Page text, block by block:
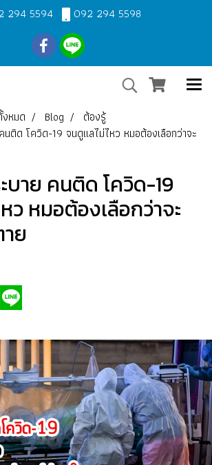
294 5594 092 294 5598
หมด Blog
ต้องรู้
นติด โควิด-19 จนดูแลไม่ไหว หมอต้องเลือกว่าจะ
บาย คนติด โควิด-19
ว หมอต้องเลือกว่าจะ
ย